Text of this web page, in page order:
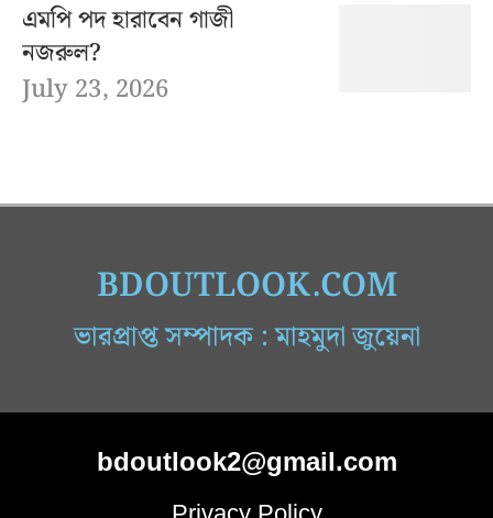
এমপি পদ হারাবেন গাজী
নজরুল?
July 23, 2026
BDOUTLOOK.COM
ভারপ্রাপ্ত সম্পাদক : মাহমুদা জুয়েনা
bdoutlook2@gmail.com